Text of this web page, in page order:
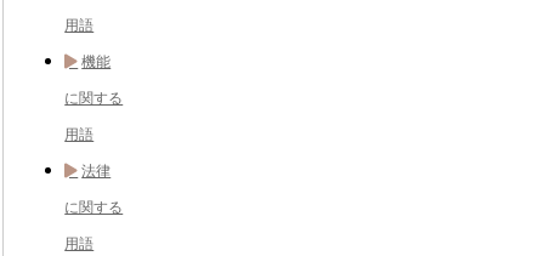
用語
機能
に関する
用語
法律
に関する
用語